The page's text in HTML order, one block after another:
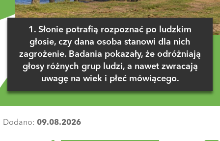
1. Słonie potrafią rozpoznać po ludzkim
głosie, czy dana osoba stanowi dla nich
zagrożenie. Badania pokazały, że odróżniają
głosy różnych grup ludzi, a nawet zwracają
uwagę na wiek i płeć mówiącego.
Dodano: 09.08.2026